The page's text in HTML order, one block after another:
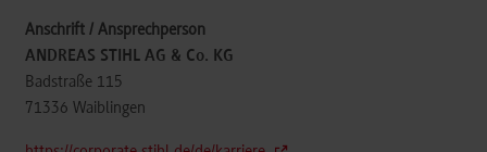
ANDREAS STIHL AG & Co. KG
Badstraße 115
71336 Waiblingen